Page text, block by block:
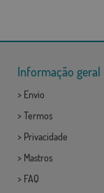
Informação geral
> Envio
> Termos
> Privacidade
> Mastros
> FAQ